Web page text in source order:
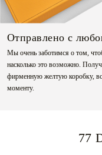
Отправлено с
Мы очень заботимся о том,
насколько это возможно.
фирменную желтую коробку,
моменту.
77